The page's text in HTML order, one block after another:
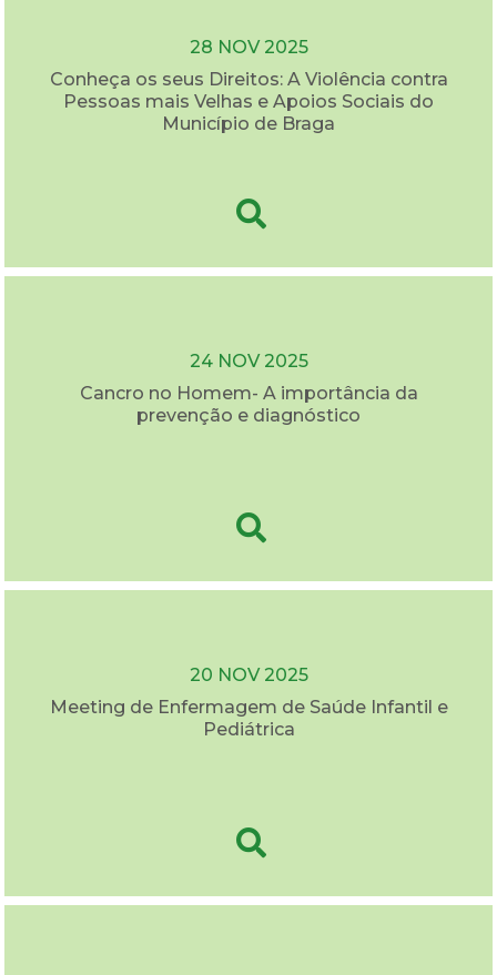
28 NOV 2025
Conheça os seus Direitos: A Violência contra
Pessoas mais Velhas e Apoios Sociais do
Município de Braga
24 NOV 2025
Cancro no Homem- A importância da
prevenção e diagnóstico
20 NOV 2025
Meeting de Enfermagem de Saúde Infantil e
Pediátrica